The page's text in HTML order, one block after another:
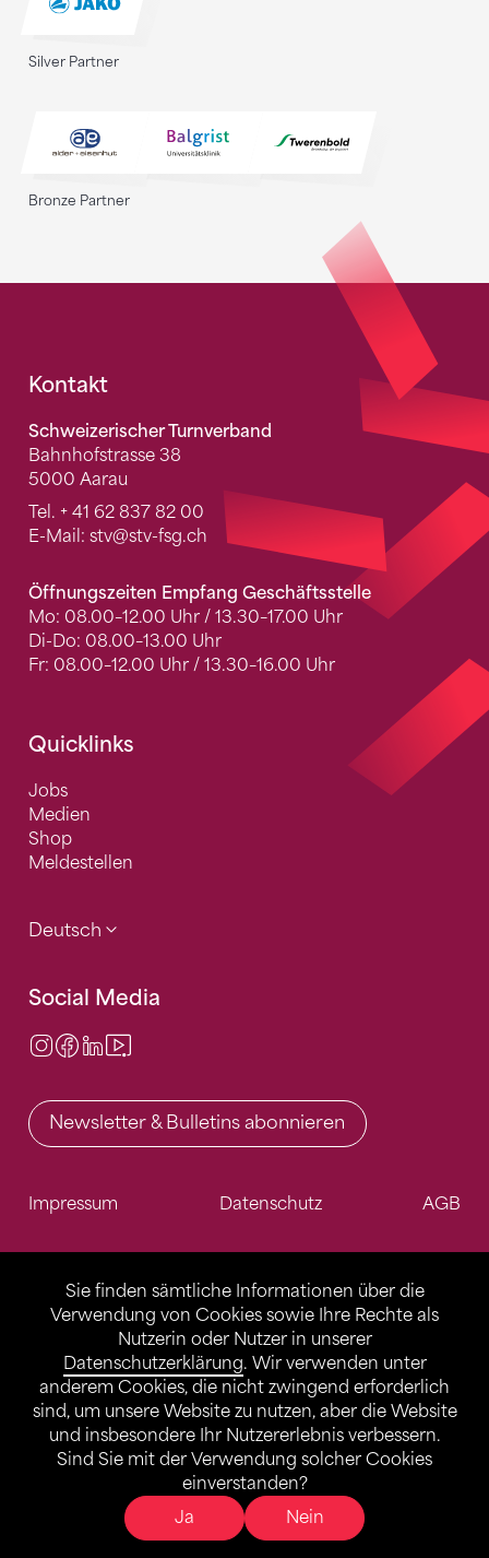
Sie finden sämtliche Informationen über die
Verwendung von Cookies sowie Ihre Rechte als
Nutzerin oder Nutzer in unserer
Datenschutzerklärung. Wir verwenden unter
anderem Cookies, die nicht zwingend erforderlich
sind, um unsere Website zu nutzen, aber die Website
und insbesondere Ihr Nutzererlebnis verbessern.
Sind Sie mit der Verwendung solcher Cookies
einverstanden?
Ja
Nein
Silver Partner
Bronze Partner
Fusszeile
Kontakt
Schweizerischer Turnverband
Bahnhofstrasse 38
5000 Aarau
Tel. + 41 62 837 82 00
E-Mail: stv@stv-fsg.ch
Öffnungszeiten Empfang Geschäftsstelle
Mo: 08.00–12.00 Uhr / 13.30–17.00 Uhr
Di-Do: 08.00–13.00 Uhr
Fr: 08.00–12.00 Uhr / 13.30–16.00 Uhr
Quicklinks
Jobs
Medien
Shop
Meldestellen
Deutsch
Social Media
Instagram
Facebook
LinkedIn
Newsletter & Bulletins abonnieren
Impressum Datenschutz AGB